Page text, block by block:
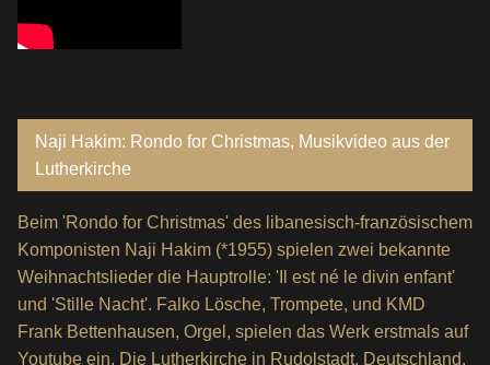
Naji Hakim: Rondo for Christmas, Musikvideo aus der
Lutherkirche
Beim 'Rondo for Christmas' des libanesisch-französischem
Komponisten Naji Hakim (*1955) spielen zwei bekannte
Weihnachtslieder die Hauptrolle: 'Il est né le divin enfant'
und 'Stille Nacht'. Falko Lösche, Trompete, und KMD
Frank Bettenhausen, Orgel, spielen das Werk erstmals auf
Youtube ein. Die Lutherkirche in Rudolstadt, Deutschland,